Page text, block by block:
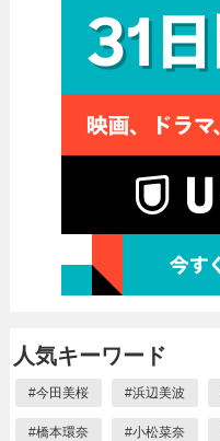
人気キーワード
#今田美桜 #浜辺美波
#橋本環奈 #小松菜奈